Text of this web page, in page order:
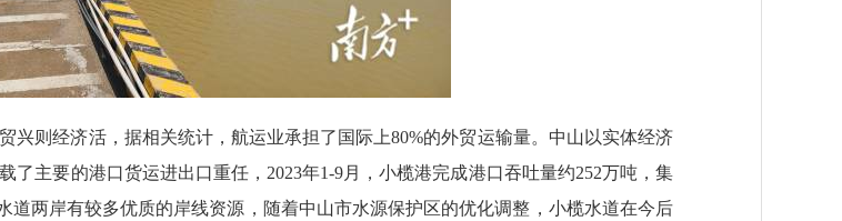
则经济活，据相关统计，航运业承担了国际上80%的外贸运输量。中山以实体经济
主要的港口货运进出口重任，2023年1-9月，小榄港完成港口吞吐量约252万吨，集
两岸有较多优质的岸线资源，随着中山市水源保护区的优化调整，小榄水道在今后